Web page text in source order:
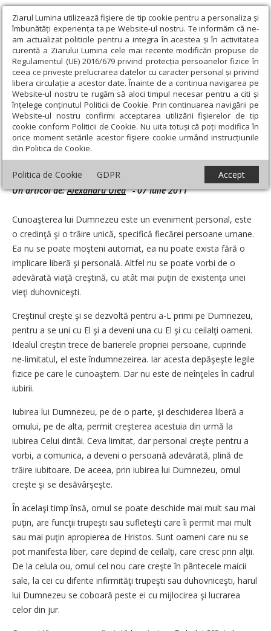
Ziarul Lumina utilizează fişiere de tip cookie pentru a personaliza și
îmbunătăți experiența ta pe Website-ul nostru. Te informăm că ne-
am actualizat politicile pentru a integra în acestea și în activitatea
curentă a Ziarului Lumina cele mai recente modificări propuse de
Regulamentul (UE) 2016/679 privind protecția persoanelor fizice în
ceea ce privește prelucrarea datelor cu caracter personal și privind
libera circulație a acestor date. Înainte de a continua navigarea pe
Website-ul nostru te rugăm să aloci timpul necesar pentru a citi și
înțelege conținutul Politicii de Cookie. Prin continuarea navigării pe
Website-ul nostru confirmi acceptarea utilizării fişierelor de tip
cookie conform Politicii de Cookie. Nu uita totuși că poți modifica în
orice moment setările acestor fişiere cookie urmând instrucțiunile
din Politica de Cookie.
Politica de Cookie GDPR Accept
Ziarul Lumina › Teologie și spiritualitate › Liturgica › Sfaturi
practice în Biserică: Trăirea în Biserică trebuie să fie continuă şi
susţinută
Sfaturi practice în Biserică: Trăirea în
Biserică trebuie să fie continuă şi susţinută
Un articol de:Alexandru Ulea -07 Iulie 2011
Cunoaşterea lui Dumnezeu este un eveniment personal, este
o credinţă şi o trăire unică, specifică fiecărei persoane umane.
Ea nu se poate moşteni automat, ea nu poate exista fără o
implicare liberă şi personală. Altfel nu se poate vorbi de o
adevărată viaţă creştină, cu atât mai puţin de existenţa unei
vieţi duhovniceşti.
Creştinul creşte şi se dezvoltă pentru a-L primi pe Dumnezeu,
pentru a se uni cu El şi a deveni una cu El şi cu ceilalţi oameni.
Idealul creştin trece de barierele propriei persoane, cuprinde
ne-limitatul, el este îndumnezeirea. Iar acesta depăşeşte legile
fizice pe care le cunoaştem. Dar nu este de neînţeles în cadrul
iubirii.
Iubirea lui Dumnezeu, pe de o parte, şi deschiderea liberă a
omului, pe de alta, permit creşterea acestuia din urmă la
iubirea Celui dintâi. Ceva limitat, dar personal creşte pentru a
vorbi, a comunica, a deveni o persoană adevărată, plină de
trăire iubitoare. De aceea, prin iubirea lui Dumnezeu, omul
creşte şi se desăvârşeşte.
În acelaşi timp însă, omul se poate deschide mai mult sau mai
puţin, are funcţii trupeşti sau sufleteşti care îi permit mai mult
sau mai puţin apropierea de Hristos. Sunt oameni care nu se
pot manifesta liber, care depind de ceilalţi, care cresc prin alţii.
De la celula ou, omul cel nou care creşte în pântecele maicii
sale, la cei cu diferite infirmităţi trupeşti sau duhovniceşti, harul
lui Dumnezeu se coboară peste ei cu mijlocirea şi lucrarea
celor din jur.